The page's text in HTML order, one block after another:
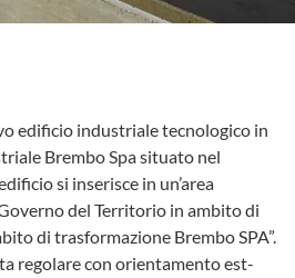
edificio industriale tecnologico in
Brembo Spa situato nel
si inserisce in un’area
del Territorio in ambito di
di trasformazione Brembo SPA”.
regolare con orientamento est-